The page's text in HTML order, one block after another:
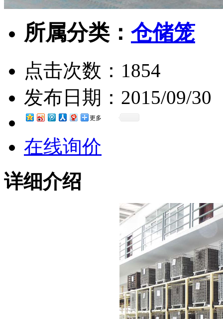
所属分类： 仓储笼
点击次数： 1854
发布日期： 2015/09/30
更多
在线询价
详细介绍